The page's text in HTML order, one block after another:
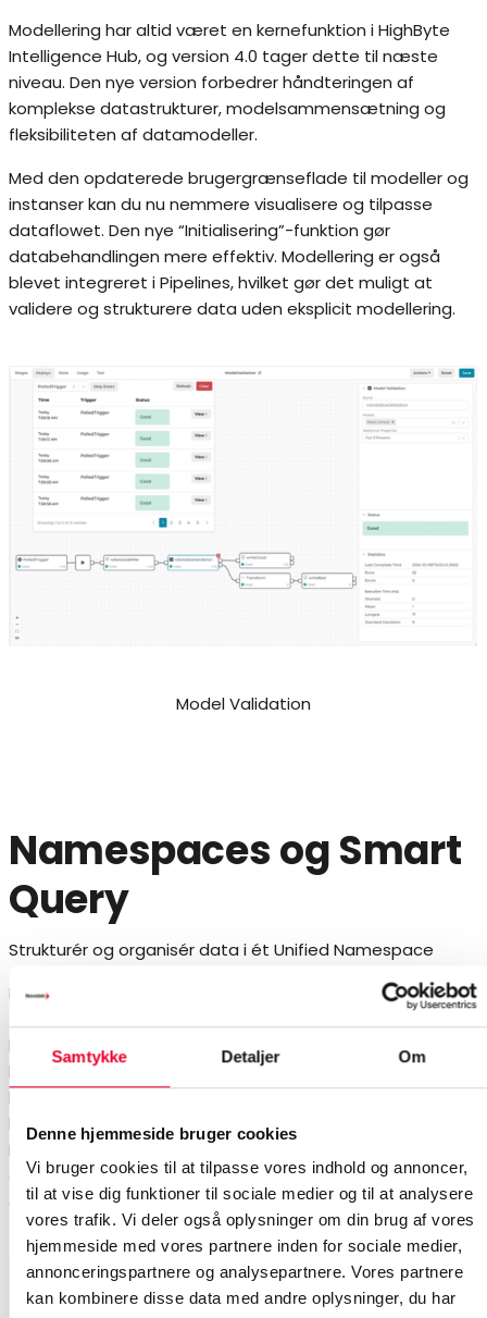
Samtykke Detaljer Om
Denne hjemmeside bruger cookies
Vi bruger cookies til at tilpasse vores indhold og annoncer,
til at vise dig funktioner til sociale medier og til at analysere
vores trafik. Vi deler også oplysninger om din brug af vores
hjemmeside med vores partnere inden for sociale medier,
annonceringspartnere og analysepartnere. Vores partnere
kan kombinere disse data med andre oplysninger, du har
Modellering har altid været en kernefunktion i HighByte
Intelligence Hub, og version 4.0 tager dette til næste
niveau. Den nye version forbedrer håndteringen af ​​
komplekse datastrukturer, modelsammensætning og
fleksibiliteten af ​​datamodeller.
Med den opdaterede brugergrænseflade til modeller og
instanser kan du nu nemmere visualisere og tilpasse
dataflowet. Den nye “Initialisering”-funktion gør
databehandlingen mere effektiv. Modellering er også
blevet integreret i Pipelines, hvilket gør det muligt at
validere og strukturere data uden eksplicit modellering.
Model Validation
Namespaces og Smart
Query
Strukturér og organisér data i ét Unified Namespace
HighByte Intelligence Hub 4.0 introducerer også to nye
funktioner: Namespaces og Smart Query. Disse forbedrer,
hvordan data er struktureret og organiseret, især i
komplekse industrielle miljøer. Namespaces giver
brugerne mulighed for at gruppere og isolere data i
henhold til ønskede kriterier – såsom et Unified
Namespace, mens Smart Query muliggør hurtig og
effektiv hentning af specifik information fra store
datasæt.